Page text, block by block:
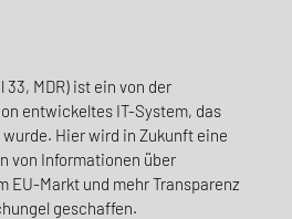
33, MDR) ist ein von der
entwickeltes IT-System, das
wurde. Hier wird in Zukunft eine
von Informationen über
EU-Markt und mehr Transparenz
geschaffen.